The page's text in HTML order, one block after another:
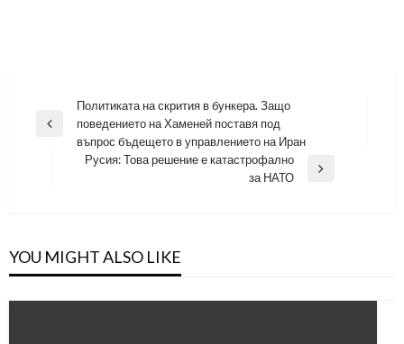
Навигация
Previous
Политиката на скрития в бункера. Защо
поведението на Хаменей поставя под
въпрос бъдещето в управлението на Иран
Русия: Това решение е катастрофално
за НАТО
YOU MIGHT ALSO LIKE